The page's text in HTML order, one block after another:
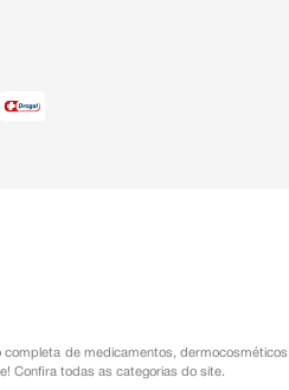
completa de medicamentos ,
Confira todas as categorias do site.